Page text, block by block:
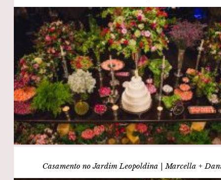
Casamento no Jardim Leopoldina | Marcella +